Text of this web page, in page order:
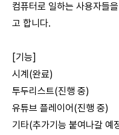
컴퓨터로 일하는 사용자들
고 합니다.
[기능]
시계(완료)
투두리스트(진행 중)
유튜브 플레이어(진행 중)
기타(추가기능 붙여나갈 예